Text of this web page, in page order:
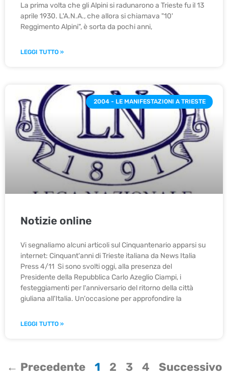
La prima volta che gli Alpini si radunarono a Trieste fu il 13
aprile 1930. L'A.N.A., che allora si chiamava "10'
Reggimento Alpini", è sorta da pochi anni,
LEGGI TUTTO »
2004 - LE MANIFESTAZIONI A TRIESTE
Notizie online
Vi segnaliamo alcuni articoli sul Cinquantenario apparsi su
internet: Cinquant'anni di Trieste italiana da News Italia
Press 4/11 Si sono svolti oggi, alla presenza del
Presidente della Repubblica Carlo Azeglio Ciampi, i
festeggiamenti per l'anniversario del ritorno della città
giuliana all'Italia. Un'occasione per approfondire la
LEGGI TUTTO »
← Precedente 1 2 3 4
Successivo